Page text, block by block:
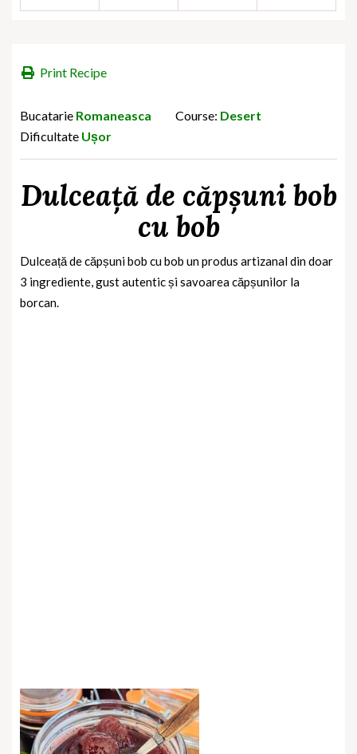
Print Recipe
Bucatarie Romaneasca Course: Desert
Dificultate Ușor
Dulceață de căpșuni bob
cu bob
Dulceață de căpșuni bob cu bob un produs artizanal din doar
3 ingrediente, gust autentic și savoarea căpșunilor la
borcan.